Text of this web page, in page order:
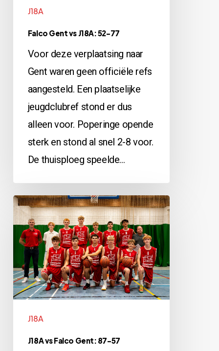
J18A
Falco Gent vs J18A: 52-77
Voor deze verplaatsing naar
Gent waren geen officiële refs
aangesteld. Een plaatselijke
jeugdclubref stond er dus
alleen voor. Poperinge opende
sterk en stond al snel 2-8 voor.
De thuisploeg speelde…
J18A
vs
Falco
Gent:
87-
57
J18A
J18A vs Falco Gent: 87-57